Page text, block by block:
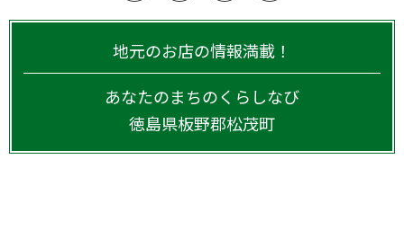
地元のお店の情報満載！
あなたのまちのくらしなび
徳島県板野郡松茂町